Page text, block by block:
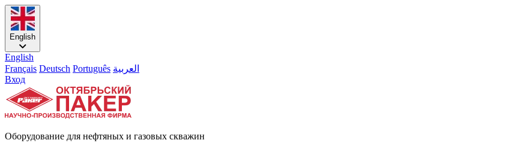
English
English
Français Deutsch Português العربية
Вход
Оборудование для нефтяных и газовых скважин